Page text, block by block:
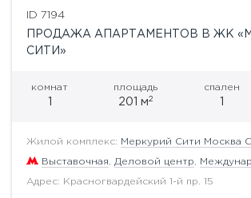
ID 7194
ПРОДАЖА АПАРТАМЕНТОВ В ЖК
СИТИ»
комнат
1
площадь
201 м2
спален
1
Жилой комплекс: Меркурий Сити Москва
Выставочная Деловой центр
Адрес: Красногвардейский 1-й пр. 15